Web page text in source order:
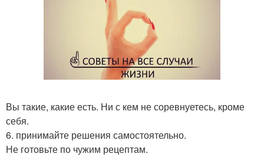
Вы такие, какие есть. Ни с кем не соревнуетесь, кроме
себя.
6. принимайте решения самостоятельно.
Не готовьте по чужим рецептам.